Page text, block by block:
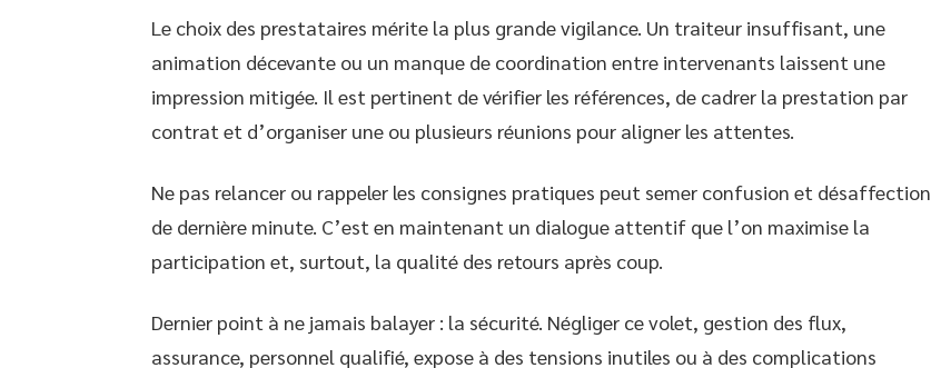
Le choix des prestataires mérite la plus grande vigilance. Un traiteur insuffisant, une
animation décevante ou un manque de coordination entre intervenants laissent une
impression mitigée. Il est pertinent de vérifier les références, de cadrer la prestation par
contrat et d’organiser une ou plusieurs réunions pour aligner les attentes.
Ne pas relancer ou rappeler les consignes pratiques peut semer confusion et désaffection
de dernière minute. C’est en maintenant un dialogue attentif que l’on maximise la
participation et, surtout, la qualité des retours après coup.
Dernier point à ne jamais balayer : la sécurité. Négliger ce volet, gestion des flux,
assurance, personnel qualifié, expose à des tensions inutiles ou à des complications